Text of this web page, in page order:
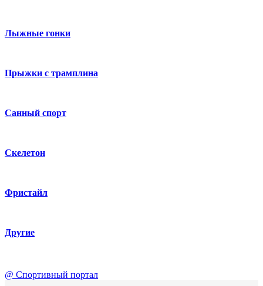
Лыжные гонки
Прыжки с трамплина
Санный спорт
Скелетон
Фристайл
Другие
@ Спортивный портал